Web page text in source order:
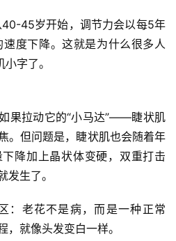
40-45岁开始，调节力会以每5年
度下降。这就是为什么很多人
字了。
果拉动它的“小马达”——睫状肌
。但问题是，睫状肌也会随着年
下降加上晶状体变硬，双重打击
生了。
：老花不是病，而是一种正常
，就像头发变白一样。